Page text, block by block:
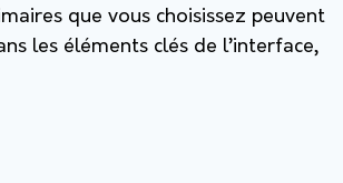
que vous choisissez peuvent
les éléments clés de l’interface,